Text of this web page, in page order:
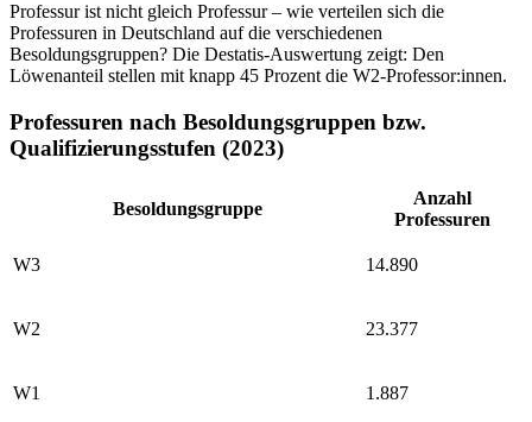
Professur ist nicht gleich Professur – wie verteilen sich die
Professuren in Deutschland auf die verschiedenen
Besoldungsgruppen? Die Destatis-Auswertung zeigt: Den
Löwenanteil stellen mit knapp 45 Prozent die W2-Professor:innen.
Professuren nach Besoldungsgruppen bzw.
Qualifizierungsstufen (2023)
Besoldungsgruppe
Anzahl
Professuren
W3 14.890
W2 23.377
W1 1.887